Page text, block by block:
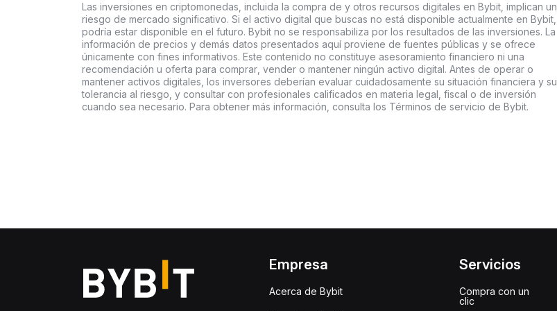
Las inversiones en criptomonedas, incluida la compra de y otros recursos digitales en Bybit, implican un
riesgo de mercado significativo. Si el activo digital que buscas no está disponible actualmente en Bybit,
podría estar disponible en el futuro. Bybit no se responsabiliza por los resultados de las inversiones. La
información de precios y demás datos presentados aquí proviene de fuentes públicas y se ofrece
únicamente con fines informativos. Este contenido no constituye asesoramiento financiero ni una
recomendación u oferta para comprar, vender o mantener ningún activo digital. Antes de operar o
mantener activos digitales, los inversores deberían evaluar cuidadosamente su situación financiera y su
tolerancia al riesgo, y consultar con profesionales calificados en materia legal, fiscal o de inversión
cuando sea necesario. Para obtener más información, consulta los Términos de servicio de Bybit.
Empresa
Acerca de Bybit
Servicios
Compra con un
clic